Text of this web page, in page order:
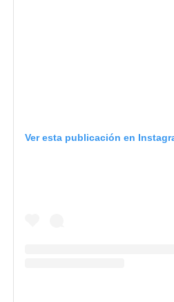
Ver esta publicación en